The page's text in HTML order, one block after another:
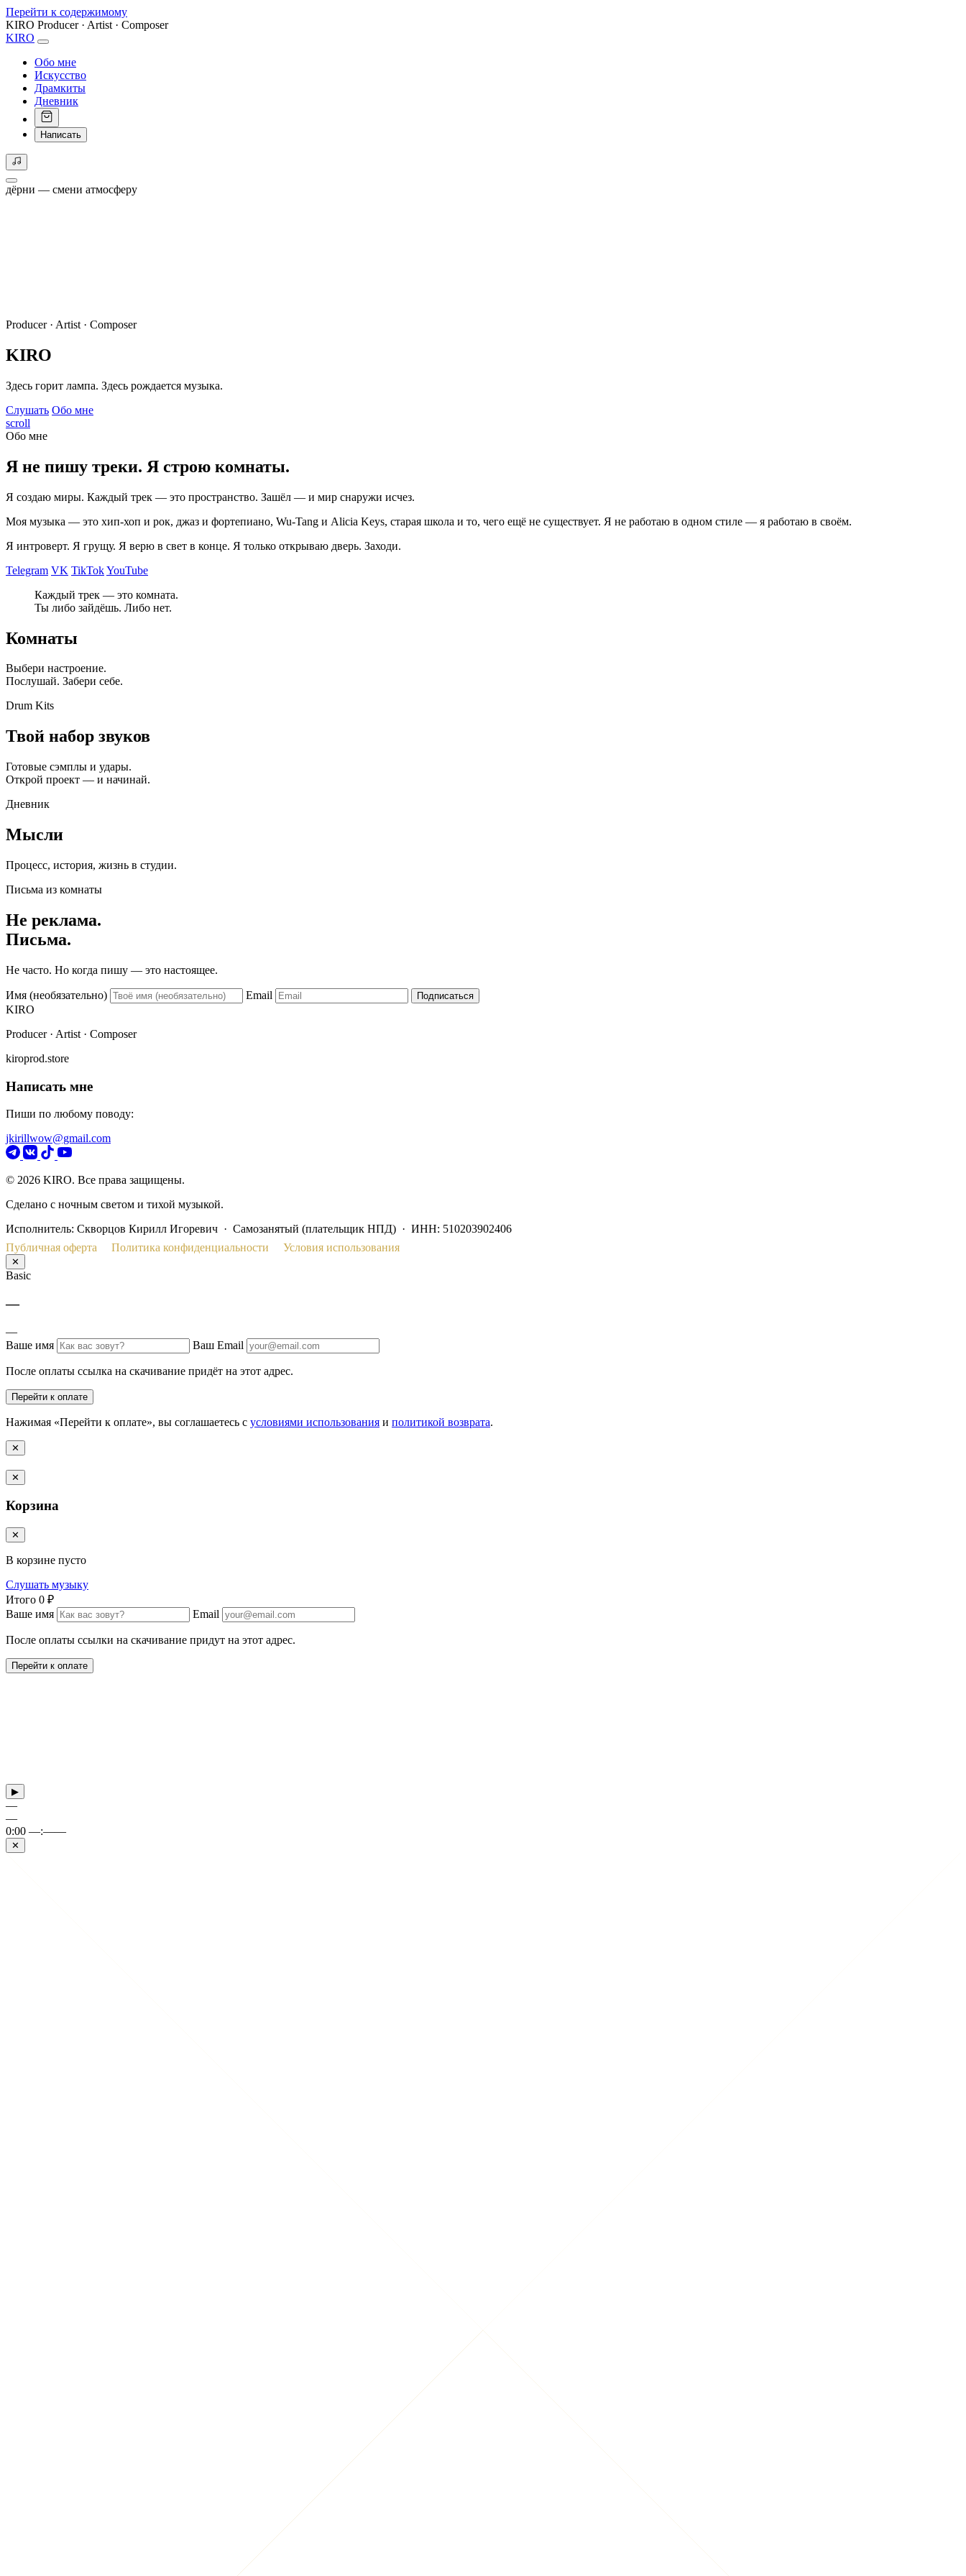
Перейти к содержимому
KIRO Producer · Artist · Composer
KIRO
Обо мне
Искусство
Драмкиты
Дневник
Написать
дёрни — смени атмосферу
Producer · Artist · Composer
KIRO
Здесь горит лампа. Здесь рождается музыка.
Слушать Обо мне
scroll
Обо мне
Я не пишу треки. Я строю комнаты.
Я создаю миры. Каждый трек — это пространство. Зашёл — и мир снаружи исчез.
Моя музыка — это хип-хоп и рок, джаз и фортепиано, Wu-Tang и Alicia Keys, старая школа и то, чего ещё не существует. Я не работаю в одном стиле — я работаю в своём.
Я интроверт. Я грущу. Я верю в свет в конце. Я только открываю дверь. Заходи.
Telegram VK TikTokYouTube
Каждый трек — это комната.
Ты либо зайдёшь. Либо нет.
Комнаты
Выбери настроение.
Послушай. Забери себе.
Drum Kits
Твой набор звуков
Готовые сэмплы и удары.
Открой проект — и начинай.
Дневник
Мысли
Процесс, история, жизнь в студии.
Письма из комнаты
Не реклама.
Письма.
Не часто. Но когда пишу — это настоящее.
Имя (необязательно) Email Подписаться
KIRO
Producer · Artist · Composer
kiroprod.store
Написать мне
Пиши по любому поводу:
jkirillwow@gmail.com
© 2026 KIRO. Все права защищены.
Сделано с ночным светом и тихой музыкой.
Исполнитель: Скворцов Кирилл Игоревич · Самозанятый (плательщик НПД) · ИНН: 510203902406
Публичная оферта
Политика конфиденциальности Условия использования
✕
Basic
—
—
Ваше имя
Ваш Email
После оплаты ссылка на скачивание придёт на этот адрес.
Перейти к оплате
Нажимая «Перейти к оплате», вы соглашаетесь с условиями использования и политикой возврата.
✕
✕
Корзина
✕
В корзине пусто
Слушать музыку
Итого 0 ₽
Ваше имя
Email
После оплаты ссылки на скачивание придут на этот адрес.
Перейти к оплате
▶
—
—
0:00 —:——
✕